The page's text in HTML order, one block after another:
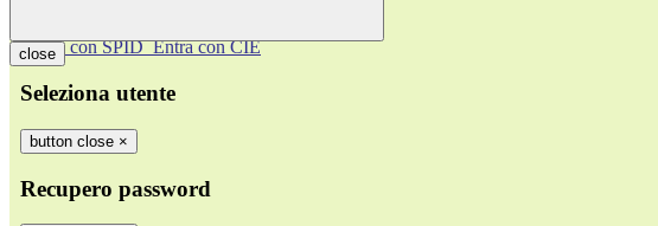
Entra con SPID Entra con CIE
Seleziona utente
button close ×
Recupero password
close